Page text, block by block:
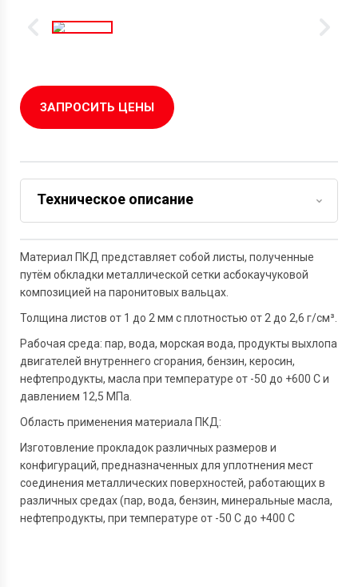
ЗАПРОСИТЬ ЦЕНЫ
Техническое описание
Задать вопрос
Материал ПКД представляет собой листы, полученные
путём обкладки металлической сетки асбокаучуковой
композицией на паронитовых вальцах.
Толщина листов от 1 до 2 мм с плотностью от 2 до 2,6 г/см³.
Рабочая среда: пар, вода, морская вода, продукты выхлопа
двигателей внутреннего сгорания, бензин, керосин,
нефтепродукты, масла при температуре от -50 до +600 C и
давлением 12,5 МПа.
Область применения материала ПКД:
Изготовление прокладок различных размеров и
конфигураций, предназначенных для уплотнения мест
соединения металлических поверхностей, работающих в
различных средах (пар, вода, бензин, минеральные масла,
нефтепродукты, при температуре от -50 C до +400 C